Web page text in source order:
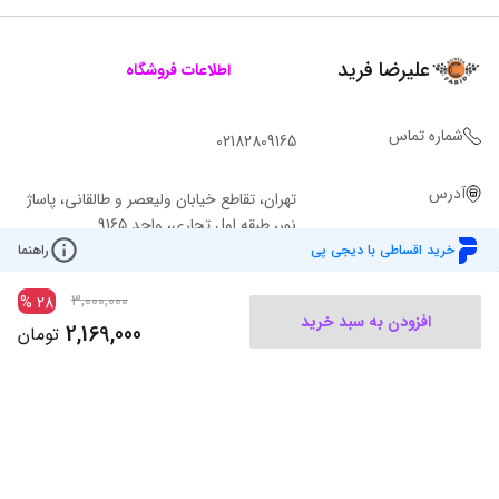
خرید اقساطی با دیجی پی راهنما
افزودن به سبد خرید
3,000,000
28
%
2,169,000 تومان
علیرضا فرید اطلاعات فروشگاه
شماره تماس 02182809165
آدرس
تهران، تقاطع خیابان ولیعصر و طالقانی، پاساژ
نور، طبقه اول تجاری، واحد 9165